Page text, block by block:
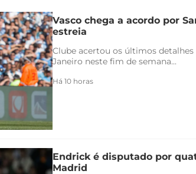
Vasco chega a acordo por
estreia
Clube acertou os últimos
Janeiro neste fim de semana...
Há 10 horas
Endrick é disputado por
Madrid